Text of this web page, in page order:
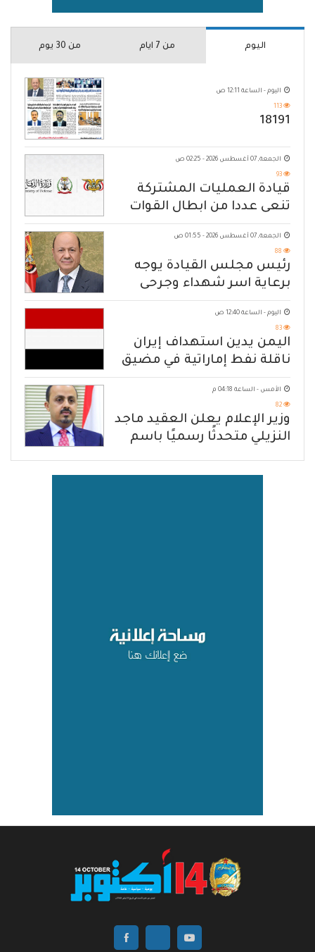
اليوم من 7 ايام من 30 يوم
اليوم - الساعة 12:11 ص
113
18191
الجمعة, 07 أغسطس 2026 - 02:25 ص
93
قيادة العمليات المشتركة
تنعى عددا من ابطال القوات
المسلحة
الجمعة, 07 أغسطس 2026 - 01:55 ص
88
رئيس مجلس القيادة يوجه
برعاية اسر شهداء وجرحى
الهجوم الإرهابي الحوثي والرد
الحازم على مصدر التهديد
اليوم - الساعة 12:40 ص
83
اليمن يدين استهداف إيران
ناقلة نفط إماراتية في مضيق
هرمز
الأمس - الساعة 04:18 م
82
وزير الإعلام يعلن العقيد ماجد
النزيلي متحدثًا رسميًا باسم